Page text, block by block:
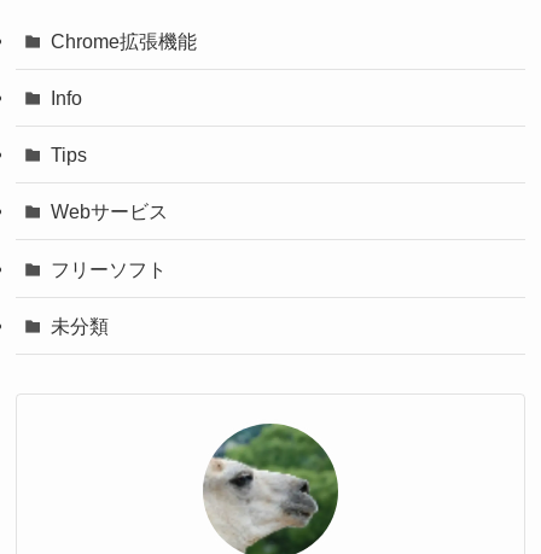
Chrome拡張機能
Info
Tips
Webサービス
フリーソフト
未分類